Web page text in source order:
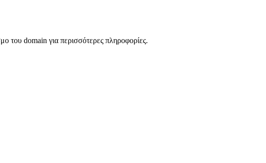
του domain για περισσότερες πληροφορίες.